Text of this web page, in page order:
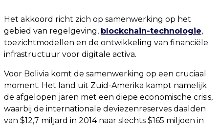
Het akkoord richt zich op samenwerking op het
gebied van regelgeving, blockchain-technologie,
toezichtmodellen en de ontwikkeling van financiële
infrastructuur voor digitale activa.
Voor Bolivia komt de samenwerking op een cruciaal
moment. Het land uit Zuid-Amerika kampt namelijk
de afgelopen jaren met een diepe economische crisis,
waarbij de internationale deviezenreserves daalden
van $12,7 miljard in 2014 naar slechts $165 miljoen in